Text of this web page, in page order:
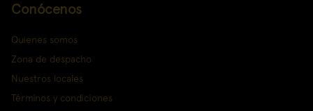
Conócenos
Quienes somos
Zona de despacho
Nuestros locales
Términos y condiciones